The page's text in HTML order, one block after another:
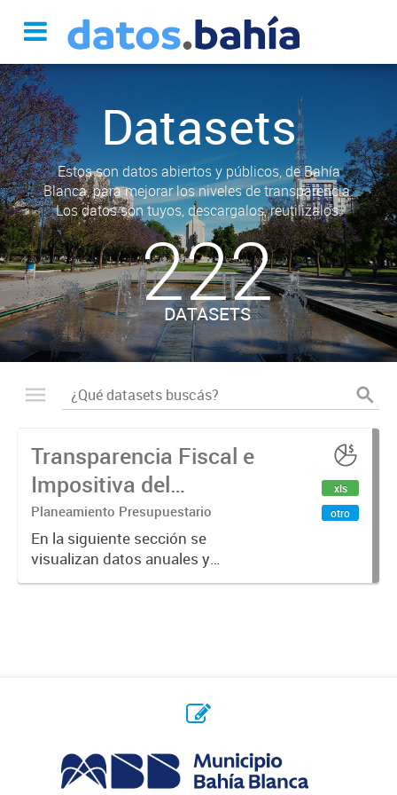
Datasets
Estos son datos abiertos y públicos, de Bahía
Blanca, para mejorar los niveles de transparencia.
Los datos son tuyos, descargalos, reutilizalos.
222
DATASETS
Transparencia Fiscal e
Impositiva del
Municipio. Año 2024
Planeamiento Presupuestario
En la siguiente sección se
visualizan datos anuales y
trimestrales referidos a la
xls
otro